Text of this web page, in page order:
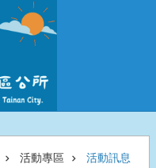
活動專區 活動訊息